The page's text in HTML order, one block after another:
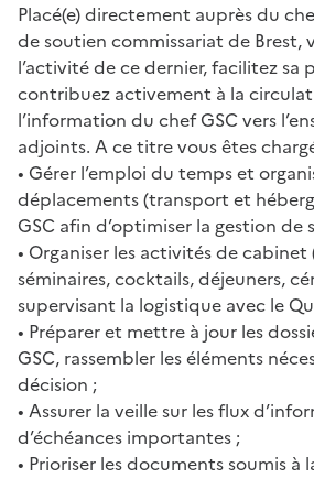
Placé(e) directement auprès du
de soutien commissariat de Brest,
l’activité de ce dernier, facilitez sa
contribuez activement à la
l’information du chef GSC vers
adjoints. A ce titre vous êtes
• Gérer l’emploi du temps et
déplacements (transport et
GSC afin d’optimiser la gestion de
• Organiser les activités de cabinet
séminaires, cocktails, déjeuners,
supervisant la logistique avec le
• Préparer et mettre à jour les
GSC, rassembler les éléments
décision ;
• Assurer la veille sur les flux
d’échéances importantes ;
• Prioriser les documents soumis à